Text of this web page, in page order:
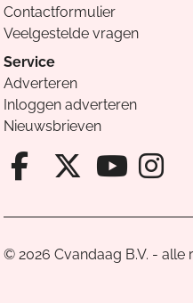
Contactformulier
Veelgestelde vragen
Service
Adverteren
Inloggen adverteren
Nieuwsbrieven
Facebook
X van
© 2026 Cvandaag B.V. -